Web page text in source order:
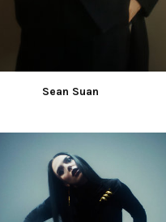
Sean Suan